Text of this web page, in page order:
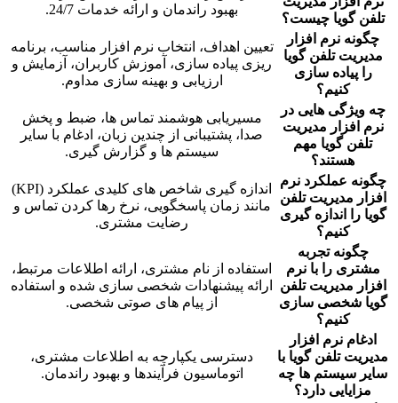
تلفن گویا چیست؟
بهبود راندمان و ارائه خدمات 24/7.
چگونهنرم افزار
مدیریت تلفن گویا
را پیاده سازی
کنیم؟
تعیین اهداف، انتخاب نرم افزار مناسب، برنامه
ریزی پیاده سازی، آموزش کاربران، آزمایش و
ارزیابی و بهینه سازی مداوم.
چه ویژگی هایی در
نرم افزار مدیریت
تلفن گویا مهم
هستند؟
مسیریابی هوشمند تماس ها، ضبط و پخش
صدا، پشتیبانی از چندین زبان، ادغام با سایر
سیستم ها و گزارش گیری.
چگونه عملکردنرم
افزار مدیریت تلفن
گویا را اندازه گیری
کنیم؟
اندازه گیری شاخص های کلیدی عملکرد (KPI)
مانند زمان پاسخگویی، نرخ رها کردن تماس و
رضایت مشتری.
چگونه تجربه
مشتری را بانرم
افزار مدیریت تلفن
گویا شخصی سازی
کنیم؟
استفاده از نام مشتری، ارائه اطلاعات مرتبط،
ارائه پیشنهادات شخصی سازی شده و استفاده
از پیام های صوتی شخصی.
ادغامنرم افزار
مدیریت تلفن گویا با
سایر سیستم ها چه
مزایایی دارد؟
دسترسی یکپارچه به اطلاعات مشتری،
اتوماسیون فرآیندها و بهبود راندمان.